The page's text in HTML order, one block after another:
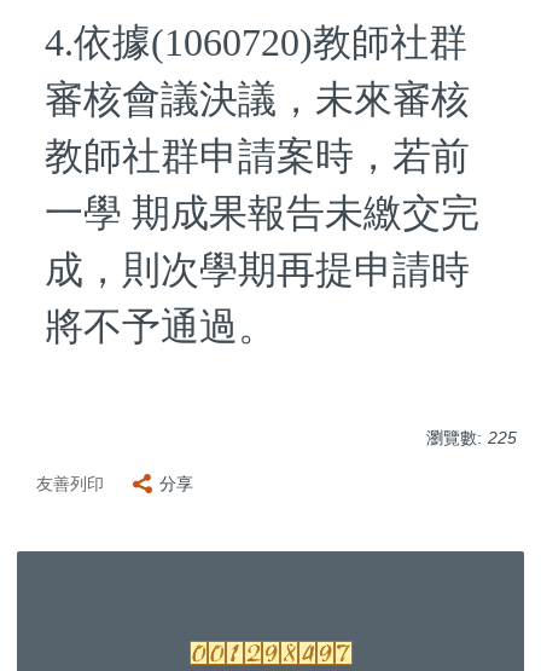
4.依據(1060720)教師社群
審核會議決議，未來審核
教師社群申請案時，若前
一學 期成果報告未繳交完
成，則次學期再提申請時
將不予通過。
瀏覽數: 225
友善列印 分享